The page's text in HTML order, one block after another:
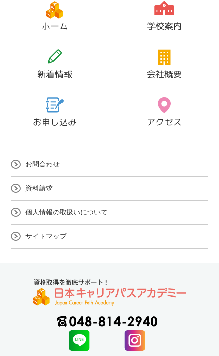
ホーム 学校案内
新着情報 会社概要
お申し込み アクセス
お問合わせ
資料請求
個人情報の取扱いについて
サイトマップ